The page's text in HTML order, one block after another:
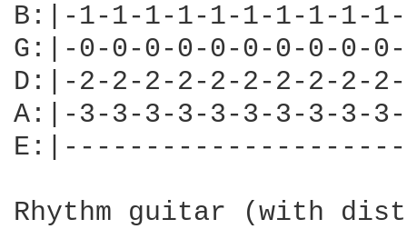
B:|-1-1-1-1-1-1-1-1-1-
G:|-0-0-0-0-0-0-0-0-0-
D:|-2-2-2-2-2-2-2-2-2-
A:|-3-3-3-3-3-3-3-3-3-
Rhythm guitar (with